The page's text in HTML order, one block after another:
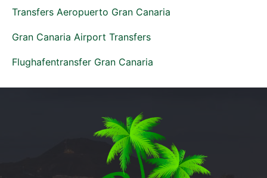
Transfers Aeropuerto Gran Canaria
Gran Canaria Airport Transfers
Flughafentransfer Gran Canaria